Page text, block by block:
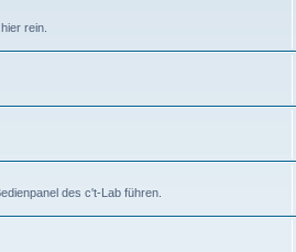
rein.
des c't-Lab führen.